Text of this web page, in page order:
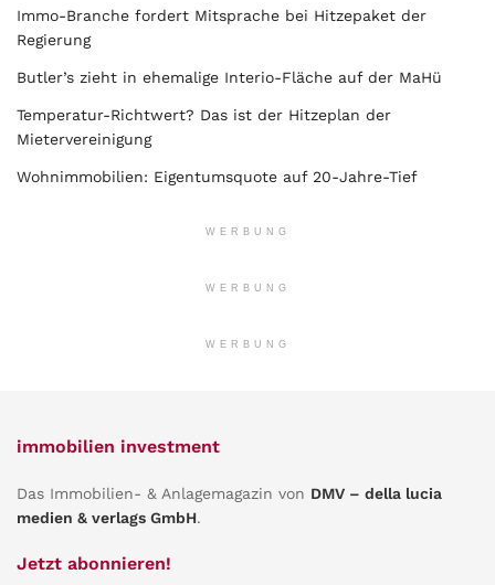
Immo-Branche fordert Mitsprache bei Hitzepaket der
Regierung
Butler’s zieht in ehemalige Interio-Fläche auf der MaHü
Temperatur-Richtwert? Das ist der Hitzeplan der
Mietervereinigung
Wohnimmobilien: Eigentumsquote auf 20-Jahre-Tief
WERBUNG
WERBUNG
WERBUNG
immobilien investment
Das Immobilien- & Anlagemagazin von DMV – della lucia
medien & verlags GmbH.
Jetzt abonnieren!